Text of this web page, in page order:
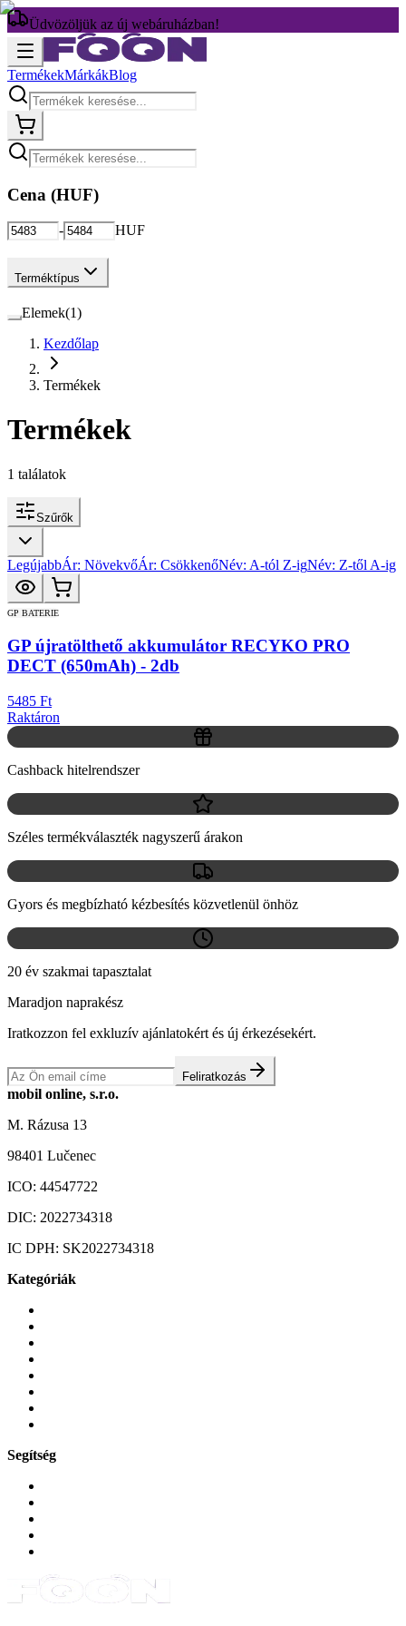
Üdvözöljük az új webáruházban!
TermékekMárkákBlog
Cena (HUF)
- HUF
Terméktípus
Elemek(1)
Kezdőlap
Termékek
Termékek
1 találatok
Szűrők
LegújabbÁr: NövekvőÁr: CsökkenőNév: A-tól Z-igNév: Z-től A-ig
GP BATERIE
GP újratölthető akkumulátor RECYKO PRO
DECT (650mAh) - 2db
5485 Ft
Raktáron
Cashback hitelrendszer
Széles termékválaszték nagyszerű árakon
Gyors és megbízható kézbesítés közvetlenül önhöz
20 év szakmai tapasztalat
Maradjon naprakész
Iratkozzon fel exkluzív ajánlatokért és új érkezésekért.
Feliratkozás
mobil online, s.r.o.
M. Rázusa 13
98401 Lučenec
ICO: 44547722
DIC: 2022734318
IC DPH: SK2022734318
Kategóriák
Segítség